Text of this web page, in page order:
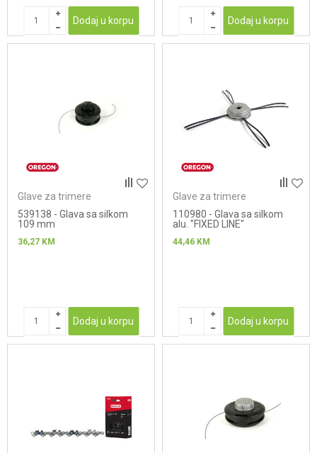
Dodaj u korpu Dodaj u korpu
Glave za trimere
539138 - Glava sa silkom
109 mm
36,27 KM
Dodaj u korpu
Glave za trimere
110980 - Glava sa silkom
alu. "FIXED LINE"
44,46 KM
Dodaj u korpu